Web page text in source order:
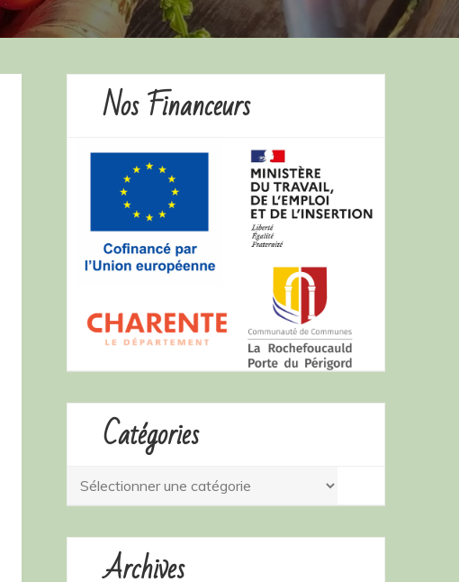
Nos Financeurs
Catégories
Catégories
Archives